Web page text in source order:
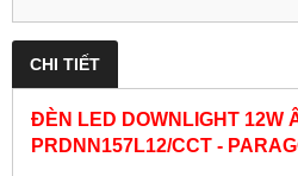
CHI TIẾT
ĐÈN LED DOWNLIGHT 12W
PRDNN157L12/CCT -